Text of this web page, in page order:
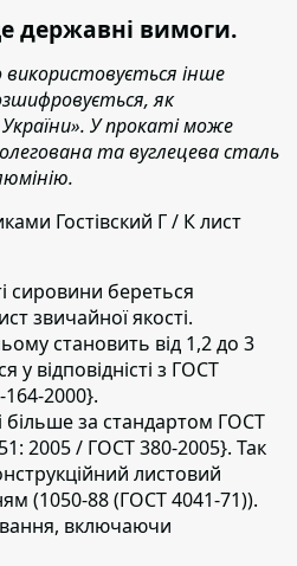
державні вимоги.
використовується інше
як
У прокаті може
та вуглецева сталь
Гостівский Г / К лист
сировини береться
звичайної якості.
становить від 1,2 до 3
у відповідністі з ГОСТ
2000}.
більше за стандартом ГОСТ
2005 / ГОСТ 380-2005}. Так
листовий
(1050-88 (ГОСТ 4041-71)).
включаючи